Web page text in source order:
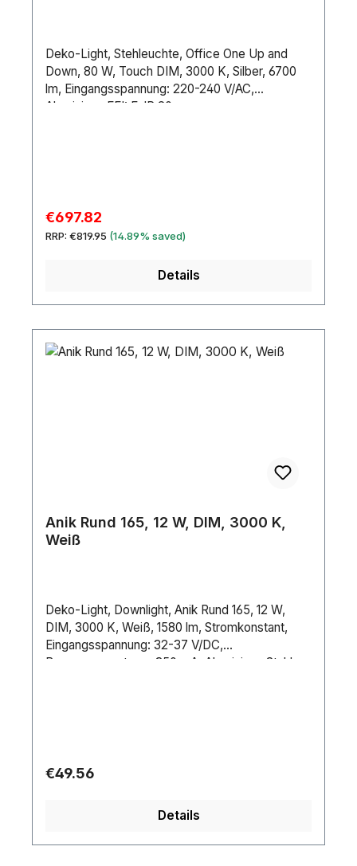
Deko-Light, Stehleuchte, Office One Up and
Down, 80 W, Touch DIM, 3000 K, Silber, 6700
lm, Eingangsspannung: 220-240 V/AC,
Aluminium, EEI: F, IP 20
Sale price:
€697.82
RRP: Regular price:
€819.95 (14.89% saved)
Details
Anik Rund 165, 12 W, DIM, 3000 K,
Weiß
Deko-Light, Downlight, Anik Rund 165, 12 W,
DIM, 3000 K, Weiß, 1580 lm, Stromkonstant,
Eingangsspannung: 32-37 V/DC,
Bemessungsstrom: 350 mA, Aluminium, Stahl,
Regular price:
€49.56
Details